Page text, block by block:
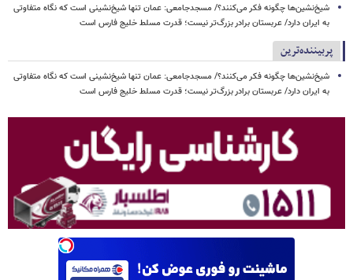
شیخ‌نشین‌ها چگونه فکر می‌کنند؟/ مسجدجامعی: عمان تنها شیخ‌نشینی است که نگاه متفاوتی
به ایران دارد/ عربستان برادر بزرگ‌تر نیست؛ قدرت مسلط خلیج فارس است
پربیننده‌ترین
شیخ‌نشین‌ها چگونه فکر می‌کنند؟/ مسجدجامعی: عمان تنها شیخ‌نشینی است که نگاه متفاوتی
به ایران دارد/ عربستان برادر بزرگ‌تر نیست؛ قدرت مسلط خلیج فارس است